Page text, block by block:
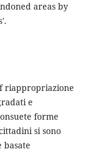
areas by
riappropriazione
e
forme
si sono
basate